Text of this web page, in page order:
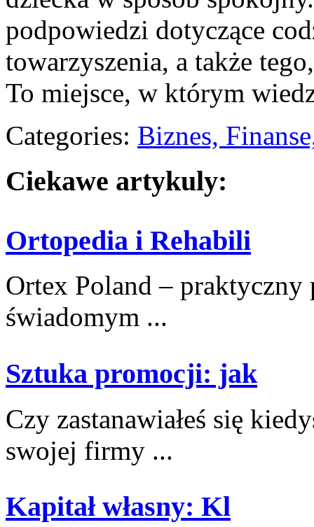
podpowiedzi dotyczące
towarzyszenia, a także
To miejsce, w którym
Categories: Biznes,
Ciekawe artykuly:
Ortopedia i Rehabili
Ortex Poland –
świadomym ...
Sztuka promocji: jak
Czy zastanawiałeś się
swojej firmy ...
Kapitał własny: Kl